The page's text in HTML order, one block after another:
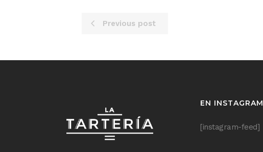
Previous post
EN INSTAGRAM
[instagram-feed]